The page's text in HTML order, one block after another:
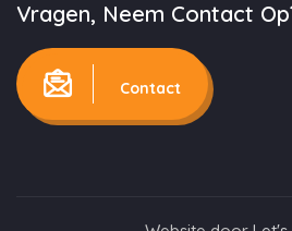
Vragen, Neem Contact
Contact